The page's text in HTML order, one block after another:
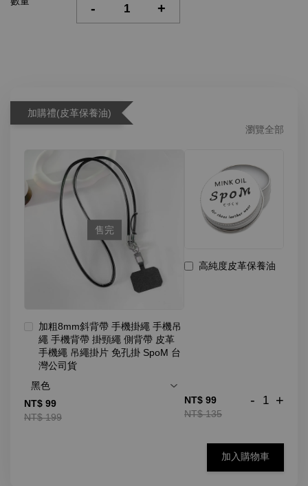
- +
加購禮(皮革保養油)
瀏覽全部
售完
加粗8mm斜背帶 手機掛繩 手機吊
繩 手機背帶 掛頸繩 側背帶 皮革
手機繩 吊繩掛片 免孔掛 SpoM 台
灣公司貨
NT$ 99
NT$ 199
高純度皮革保養油
NT$ 99
NT$ 135
- +
加入購物車